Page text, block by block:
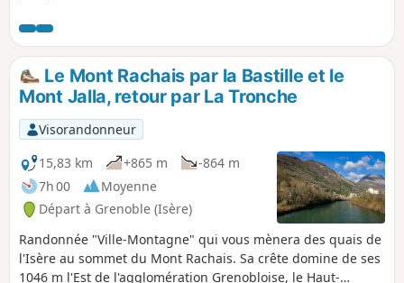
militaire du mont Jalla et de découvrir au retour les "380
marches".
Le Mont Rachais par la Bastille et le
Mont Jalla, retour par La Tronche
Visorandonneur
15,83 km
+865 m
-864 m
7h 00
Moyenne
Départ à Grenoble (Isère)
Randonnée "Ville-Montagne" qui vous mènera des quais de
l'Isère au sommet du Mont Rachais. Sa crête domine de ses
1046 m l'Est de l'agglomération Grenobloise, le Haut-